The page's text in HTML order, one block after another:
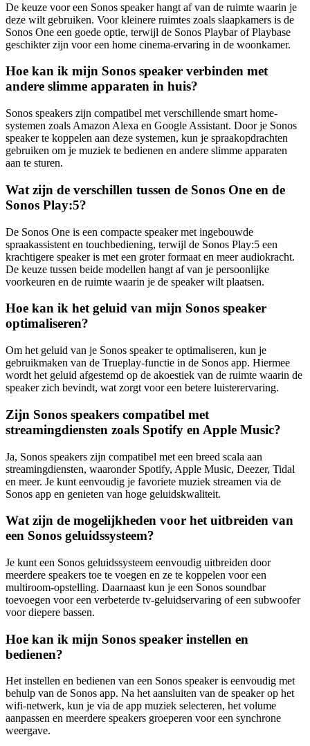
De keuze voor een Sonos speaker hangt af van de ruimte waarin je
deze wilt gebruiken. Voor kleinere ruimtes zoals slaapkamers is de
Sonos One een goede optie, terwijl de Sonos Playbar of Playbase
geschikter zijn voor een home cinema-ervaring in de woonkamer.
Hoe kan ik mijn Sonos speaker verbinden met
andere slimme apparaten in huis?
Sonos speakers zijn compatibel met verschillende smart home-
systemen zoals Amazon Alexa en Google Assistant. Door je Sonos
speaker te koppelen aan deze systemen, kun je spraakopdrachten
gebruiken om je muziek te bedienen en andere slimme apparaten
aan te sturen.
Wat zijn de verschillen tussen de Sonos One en de
Sonos Play:5?
De Sonos One is een compacte speaker met ingebouwde
spraakassistent en touchbediening, terwijl de Sonos Play:5 een
krachtigere speaker is met een groter formaat en meer audiokracht.
De keuze tussen beide modellen hangt af van je persoonlijke
voorkeuren en de ruimte waarin je de speaker wilt plaatsen.
Hoe kan ik het geluid van mijn Sonos speaker
optimaliseren?
Om het geluid van je Sonos speaker te optimaliseren, kun je
gebruikmaken van de Trueplay-functie in de Sonos app. Hiermee
wordt het geluid afgestemd op de akoestiek van de ruimte waarin de
speaker zich bevindt, wat zorgt voor een betere luisterervaring.
Zijn Sonos speakers compatibel met
streamingdiensten zoals Spotify en Apple Music?
Ja, Sonos speakers zijn compatibel met een breed scala aan
streamingdiensten, waaronder Spotify, Apple Music, Deezer, Tidal
en meer. Je kunt eenvoudig je favoriete muziek streamen via de
Sonos app en genieten van hoge geluidskwaliteit.
Wat zijn de mogelijkheden voor het uitbreiden van
een Sonos geluidssysteem?
Je kunt een Sonos geluidssysteem eenvoudig uitbreiden door
meerdere speakers toe te voegen en ze te koppelen voor een
multiroom-opstelling. Daarnaast kun je een Sonos soundbar
toevoegen voor een verbeterde tv-geluidservaring of een subwoofer
voor diepere bassen.
Hoe kan ik mijn Sonos speaker instellen en
bedienen?
Het instellen en bedienen van een Sonos speaker is eenvoudig met
behulp van de Sonos app. Na het aansluiten van de speaker op het
wifi-netwerk, kun je via de app muziek selecteren, het volume
aanpassen en meerdere speakers groeperen voor een synchrone
weergave.